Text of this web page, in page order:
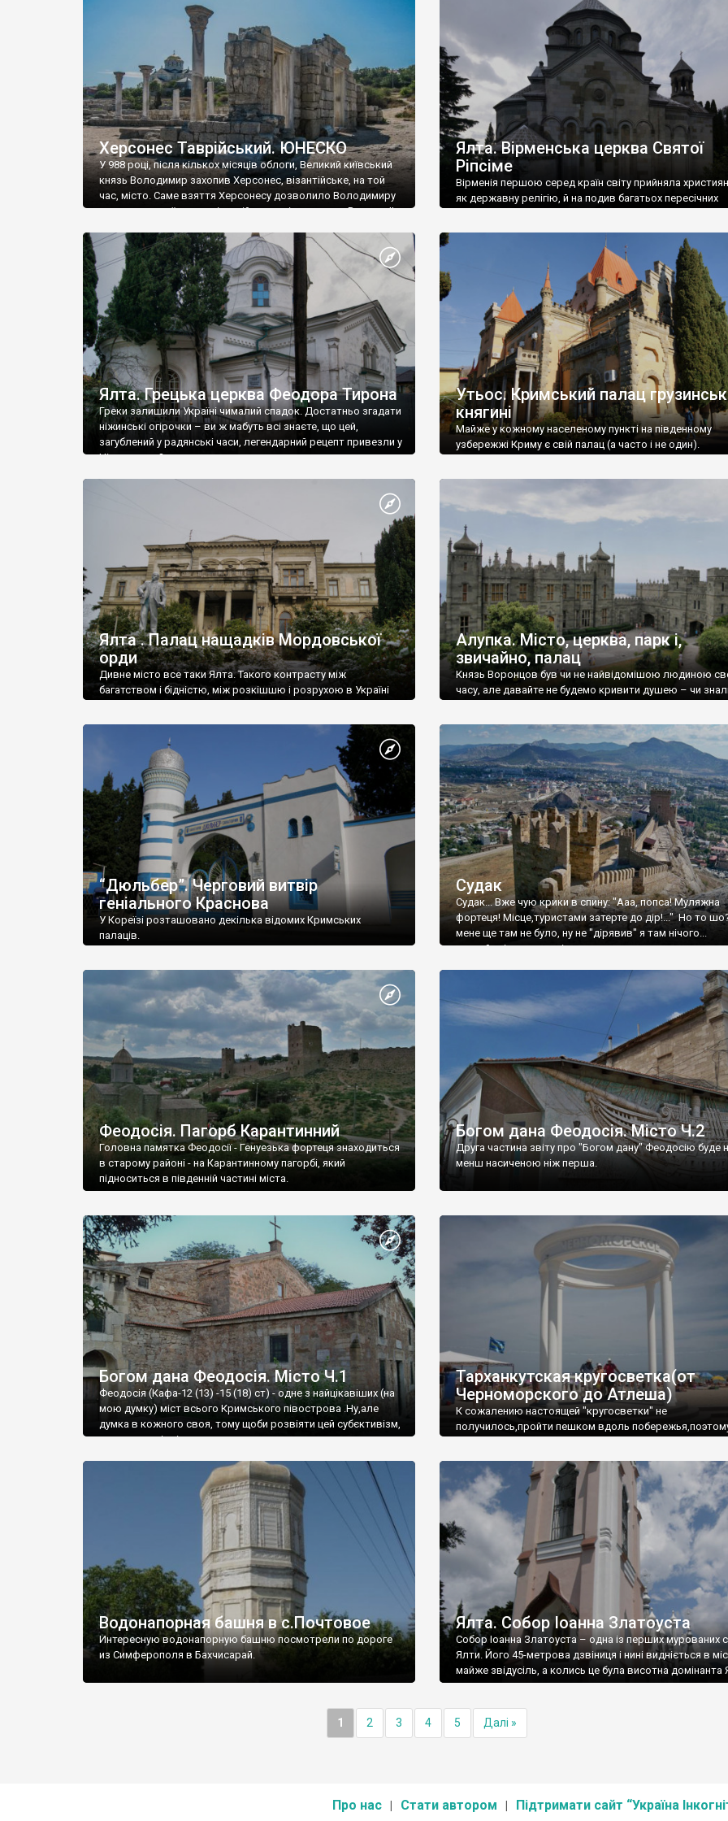
візантійської доби. Раритети викрадені з фондів об’єкту
культурної спадщини ЮНЕСКО «Херсонеса Таврійського».
Офіційно – на виставку «Золото Візантії», але експерти та
влада в Україні вважають це лише […]
називаються «повстяками» (postaki)…” “Вино. Крим
виробляє відмінне вино і його вдосталь: воно все
легке біле і дуже […]
Херсонес Таврійський. ЮНЕСКО
У 988 році, після кількох місяців облоги, Великий київський
князь Володимир захопив Херсонес, візантійське, на той
час, місто. Саме взяття Херсонесу дозволило Володимиру
диктувати свої умови візантійському імператору Василю ІІ,
Херсонесі Володимир-язичник, став Василем-
християнином. А потім було Хрещення Русі. На честь
Херсонесу Таврійського названо місто […]
Ялта. Вірменська церква Святої
Ріпсіме
Вірменія першою серед країн світу прийняла
як державну релігію, й на подив багатьох пересічних
Ялта. Грецька церква Феодора Тирона
Греки залишили Україні чималий спадок. Достатньо згадати
ніжинські огірочки – ви ж мабуть всі знаєте, що цей,
загублений у радянські часи, легендарний рецепт привезли у
Ніжин греки?
Утьос. Кримський палац
княгині
Майже у кожному населеному пункті на південному
узбережжі Криму є свій палац (а часто і не один).
Ялта . Палац нащадків Мордовської
орди
Дивне місто все таки Ялта. Такого контрасту між
багатством і бідністю, між розкішшю і розрухою в Україні
Алупка. Місто, церква, парк і,
звичайно, палац
Князь Воронцов був чи не найвідомішою людиною
часу, але давайте не будемо кривити душею – чи
“Дюльбер”. Черговий витвір
геніального Краснова
У Кореїзі розташовано декілька відомих Кримських
палаців.
Судак
Судак... Вже чую крики в спину: "Ааа, попса! Муляжна
фортеця! Місце,туристами затерте до дір!..." Но то
мене ще там не було, ну не "дірявив" я там нічого...
принаймні до цього літа.
Феодосія. Пагорб Карантинний
Головна памятка Феодосії - Генуезька фортеця знаходиться
в старому районі - на Карантинному пагорбі, який
підноситься в південній частині міста.
Богом дана Феодосія. Місто Ч.2
Друга частина звіту про "Богом дану" Феодосію буде
менш насиченою ніж перша.
Богом дана Феодосія. Місто Ч.1
Феодосія (Кафа-12 (13) -15 (18) ст) - одне з найцікавіших (на
мою думку) міст всього Кримського півострова .Ну,але
думка в кожного своя, тому щоби розвіяти цей субєктивізм,
запрошую відвідати це
Тарханкутская кругосветка(от
Черноморского до Атлеша)
К сожалению настоящей "кругосветки" не
получилось,пройти пешком вдоль
Водонапорная башня в с.Почтовое
Интересную водонапорную башню посмотрели по дороге
из Симферополя в Бахчисарай.
Ялта. Собор Іоанна Златоуста
Собор Іоанна Златоуста – одна із перших мурованих
Ялти. Його 45-метрова дзвіниця і нині видніється в
майже звідусіль, а колись це була висотна домінанта
1 2 3 4 5 Далі »
Про нас Стати автором Підтримати сайт “Україна